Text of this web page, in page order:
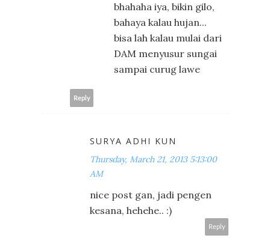
bhahaha iya, bikin gilo,
bahaya kalau hujan...
bisa lah kalau mulai dari
DAM menyusur sungai
sampai curug lawe
Reply
SURYA ADHI KUN
Thursday, March 21, 2013 5:13:00
AM
nice post gan, jadi pengen
kesana, hehehe.. :)
Reply